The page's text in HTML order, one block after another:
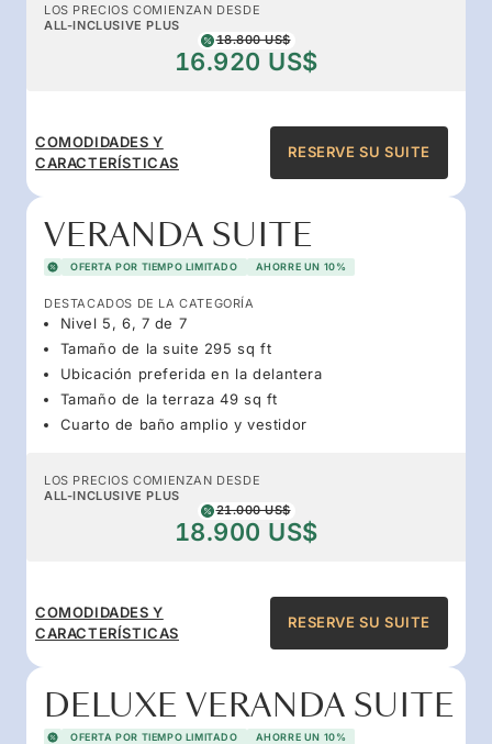
LOS PRECIOS COMIENZAN DESDE
ALL-INCLUSIVE PLUS
18.800 US$
16.920 US$
COMODIDADES Y
CARACTERÍSTICAS
RESERVE SU SUITE
VERANDA SUITE
OFERTA POR TIEMPO LIMITADO AHORRE UN 10%
DESTACADOS DE LA CATEGORÍA
Nivel 5, 6, 7 de 7
Tamaño de la suite 295 sq ft
Ubicación preferida en la delantera
Tamaño de la terraza 49 sq ft
Cuarto de baño amplio y vestidor
LOS PRECIOS COMIENZAN DESDE
ALL-INCLUSIVE PLUS
21.000 US$
18.900 US$
COMODIDADES Y
CARACTERÍSTICAS
RESERVE SU SUITE
DELUXE VERANDA SUITE
OFERTA POR TIEMPO LIMITADO AHORRE UN 10%